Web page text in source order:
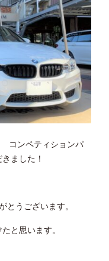
コンペティションパ
ました！
とうございます。
と思います。